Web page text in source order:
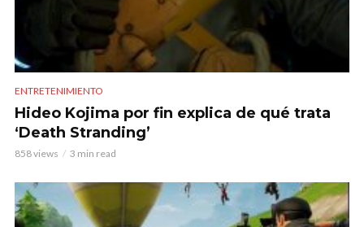
ENTRETENIMIENTO
Hideo Kojima por fin explica de qué trata
‘Death Stranding’
858 views 3 min read